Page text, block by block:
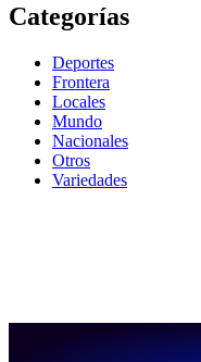
Categorías
Deportes
Frontera
Locales
Mundo
Nacionales
Otros
Variedades